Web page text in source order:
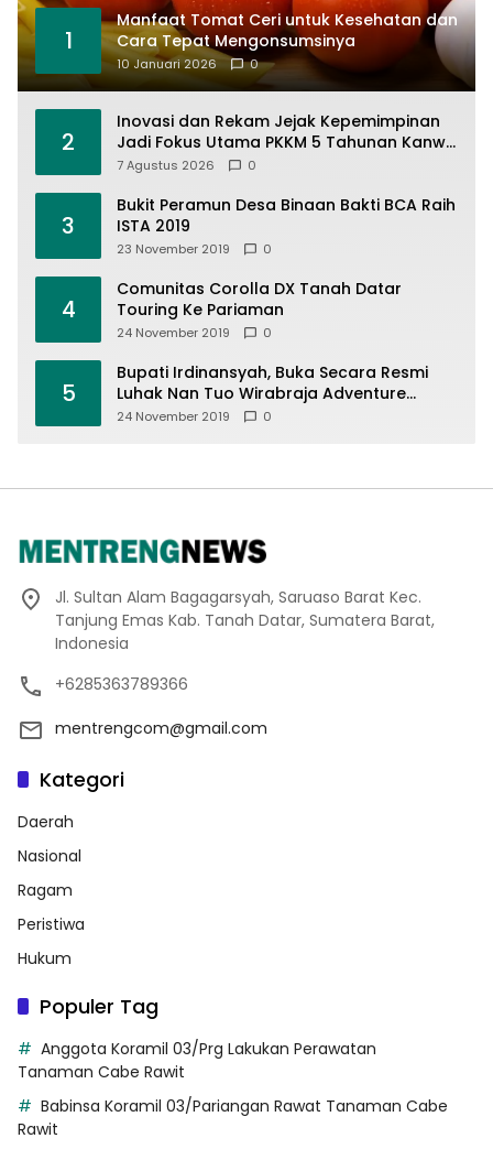
1
Manfaat Tomat Ceri untuk Kesehatan dan
Cara Tepat Mengonsumsinya
10 Januari 2026 0
2
Inovasi dan Rekam Jejak Kepemimpinan
Jadi Fokus Utama PKKM 5 Tahunan Kanwil
Kemenag Sumbar di MAN 1 Solok
7 Agustus 2026 0
3
Bukit Peramun Desa Binaan Bakti BCA Raih
ISTA 2019
23 November 2019 0
4
Comunitas Corolla DX Tanah Datar
Touring Ke Pariaman
24 November 2019 0
5
Bupati Irdinansyah, Buka Secara Resmi
Luhak Nan Tuo Wirabraja Adventure
Offroad 2019
24 November 2019 0
Jl. Sultan Alam Bagagarsyah, Saruaso Barat Kec.
Tanjung Emas Kab. Tanah Datar, Sumatera Barat,
Indonesia
+6285363789366
mentrengcom@gmail.com
Kategori
Daerah
Nasional
Ragam
Peristiwa
Hukum
Populer Tag
Anggota Koramil 03/Prg Lakukan Perawatan
Tanaman Cabe Rawit
Babinsa Koramil 03/Pariangan Rawat Tanaman Cabe
Rawit